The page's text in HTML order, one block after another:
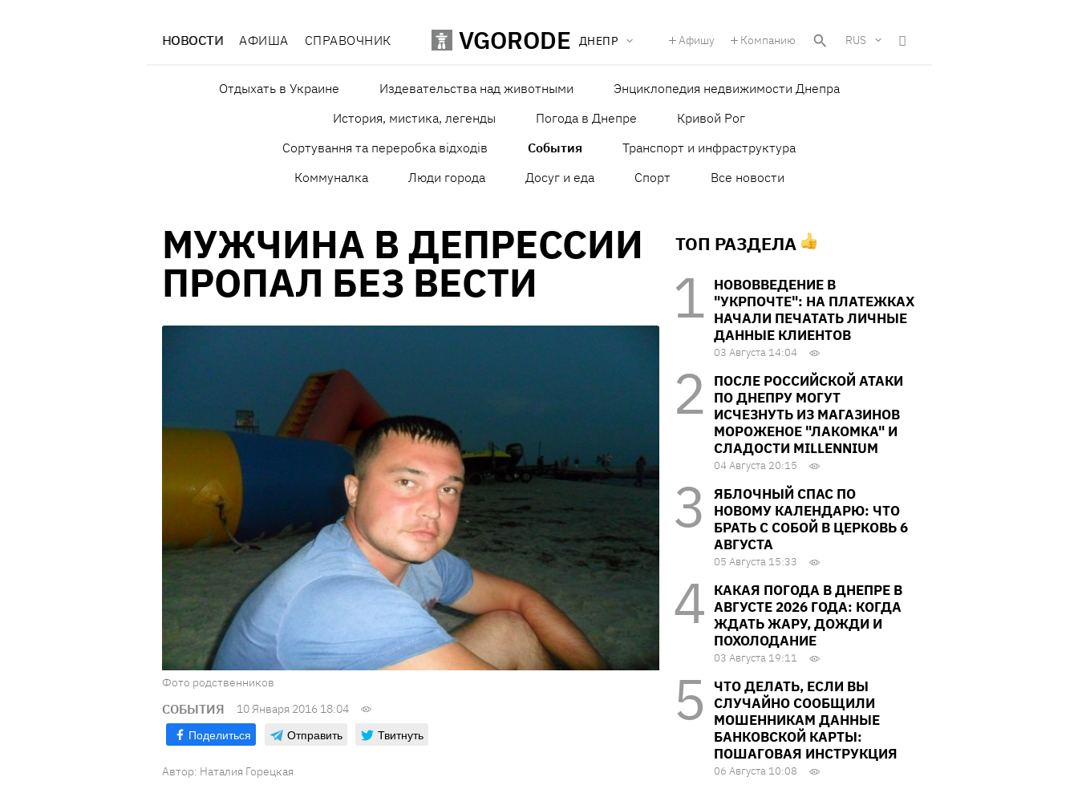
НОВОСТИ АФИША СПРАВОЧНИК VGORODE ДНЕПР Афишу Компанию RUS
Отдыхать в Украине Издевательства над животными
Энциклопедия недвижимости Днепра
История, мистика, легенды
Погода в Днепре
Кривой Рог
Сортування та переробка відходів
События
Транспорт и инфраструктура
Коммуналка
Люди города Досуг и еда Спорт Все новости
МУЖЧИНА В ДЕПРЕССИИ
ПРОПАЛ БЕЗ ВЕСТИ
Фото родственников
СОБЫТИЯ 10 Января 2016 18:04
Поделиться Отправить Твитнуть
Автор: Наталия Горецкая
ТОП РАЗДЕЛА
НОВОВВЕДЕНИЕ В
"УКРПОЧТЕ": НА ПЛАТЕЖКАХ
НАЧАЛИ ПЕЧАТАТЬ ЛИЧНЫЕ
ДАННЫЕ КЛИЕНТОВ
03 Августа 14:04
ПОСЛЕ РОССИЙСКОЙ АТАКИ
ПО ДНЕПРУ МОГУТ
ИСЧЕЗНУТЬ ИЗ МАГАЗИНОВ
МОРОЖЕНОЕ "ЛАКОМКА" И
СЛАДОСТИ MILLENNIUM
04 Августа 20:15
ЯБЛОЧНЫЙ СПАС ПО
НОВОМУ КАЛЕНДАРЮ: ЧТО
БРАТЬ С СОБОЙ В ЦЕРКОВЬ 6
АВГУСТА
05 Августа 15:33
КАКАЯ ПОГОДА В ДНЕПРЕ В
АВГУСТЕ 2026 ГОДА: КОГДА
ЖДАТЬ ЖАРУ, ДОЖДИ И
ПОХОЛОДАНИЕ
03 Августа 19:11
ЧТО ДЕЛАТЬ, ЕСЛИ ВЫ
СЛУЧАЙНО СООБЩИЛИ
МОШЕННИКАМ ДАННЫЕ
БАНКОВСКОЙ КАРТЫ:
ПОШАГОВАЯ ИНСТРУКЦИЯ
06 Августа 10:08